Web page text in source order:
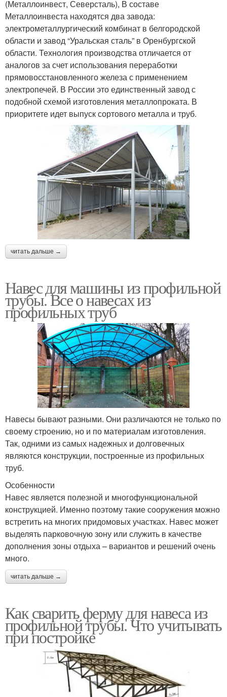
(Металлоинвест, Северсталь), В составе
Металлоинвеста находятся два завода:
электрометаллургический комбинат в белгородской
области и завод “Уральская сталь” в Оренбургской
области. Технология производства отличается от
аналогов за счет использования переработки
прямовосстановленного железа с применением
электропечей. В России это единственный завод с
подобной схемой изготовления металлопроката. В
приоритете идет выпуск сортового металла и труб.
читать дальше →
Навес для машины из профильной
трубы. Все о навесах из
профильных труб
Навесы бывают разными. Они различаются не только по
своему строению, но и по материалам изготовления.
Так, одними из самых надежных и долговечных
являются конструкции, построенные из профильных
труб.
Особенности
Навес является полезной и многофункциональной
конструкцией. Именно поэтому такие сооружения можно
встретить на многих придомовых участках. Навес может
выделять парковочную зону или служить в качестве
дополнения зоны отдыха – вариантов и решений очень
много.
читать дальше →
Как сварить ферму для навеса из
профильной трубы. Что учитывать
при постройке